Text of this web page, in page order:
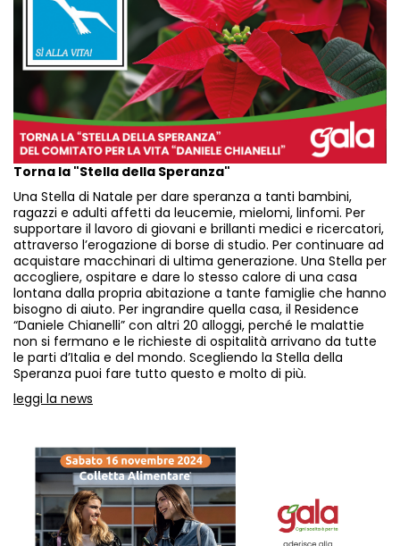
Torna la "Stella della Speranza"
Una Stella di Natale per dare speranza a tanti bambini,
ragazzi e adulti affetti da leucemie, mielomi, linfomi. Per
supportare il lavoro di giovani e brillanti medici e ricercatori,
attraverso l’erogazione di borse di studio. Per continuare ad
acquistare macchinari di ultima generazione. Una Stella per
accogliere, ospitare e dare lo stesso calore di una casa
lontana dalla propria abitazione a tante famiglie che hanno
bisogno di aiuto. Per ingrandire quella casa, il Residence
“Daniele Chianelli” con altri 20 alloggi, perché le malattie
non si fermano e le richieste di ospitalità arrivano da tutte
le parti d’Italia e del mondo. Scegliendo la Stella della
Speranza puoi fare tutto questo e molto di più.
leggi la news